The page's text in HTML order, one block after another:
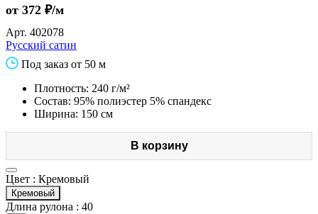
от 372 ₽/м
Арт. 402078
Русский сатин
Под заказ от 50 м
Плотность: 240 г/м²
Состав: 95% полиэстер 5% спандекс
Ширина: 150 см
В корзину
Цвет : Кремовый
Кремовый
Длина рулона : 40